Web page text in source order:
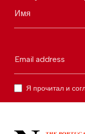
Имя
Email address
Я прочитал и